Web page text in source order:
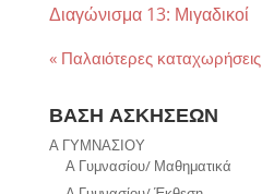
Διαγώνισμα 13: Μιγαδικοί
« Παλαιότερες καταχωρήσεις
ΒΑΣΗ ΑΣΚΗΣΕΩΝ
Α ΓΥΜΝΑΣΙΟΥ
Α Γυμνασίου/ Μαθηματικά